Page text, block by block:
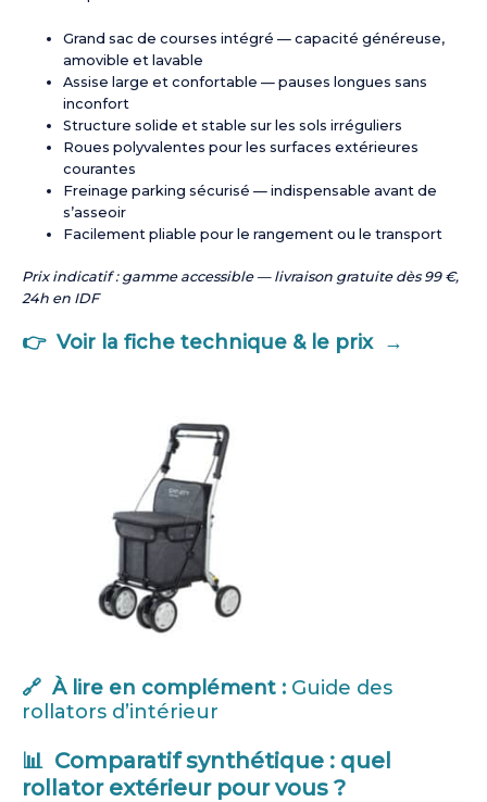
Grand sac de courses intégré — capacité généreuse,
amovible et lavable
Assise large et confortable — pauses longues sans
inconfort
Structure solide et stable sur les sols irréguliers
Roues polyvalentes pour les surfaces extérieures
courantes
Freinage parking sécurisé — indispensable avant de
s’asseoir
Facilement pliable pour le rangement ou le transport
Prix indicatif : gamme accessible — livraison gratuite dès 99 €,
24h en IDF
👉 Voir la fiche technique & le prix →
🔗 À lire en complément : Guide des
rollators d’intérieur
📊 Comparatif synthétique : quel
rollator extérieur pour vous ?